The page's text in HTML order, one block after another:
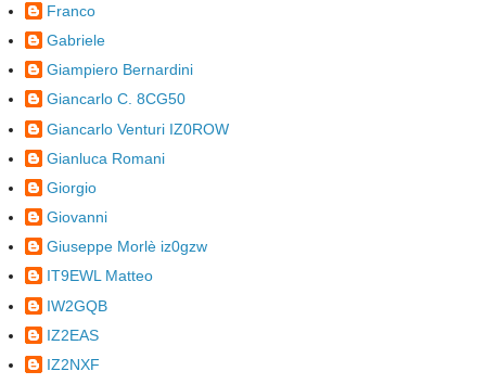
Franco
Gabriele
Giampiero Bernardini
Giancarlo C. 8CG50
Giancarlo Venturi IZ0ROW
Gianluca Romani
Giorgio
Giovanni
Giuseppe Morlè iz0gzw
IT9EWL Matteo
IW2GQB
IZ2EAS
IZ2NXF